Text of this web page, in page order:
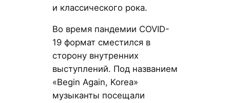
и классического рока.
Во время пандемии COVID-
19 формат сместился в
сторону внутренних
выступлений. Под названием
«Begin Again, Korea»
музыканты посещали